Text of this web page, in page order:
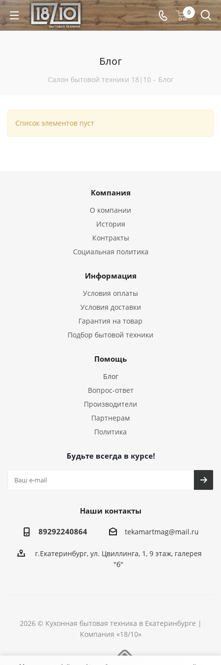
0
Блог
Салон бытовой техники 18|10 - Блог
Список элементов пуст
Компания
О компании
История
Контракты
Социальная политика
Информация
Условия оплаты
Условия доставки
Гарантия на товар
Подбор бытовой техники
Помощь
Блог
Вопрос-ответ
Производители
Партнерам
Политика
Будьте всегда в курсе!
Наши контакты
89292240864 tekamartmag@mail.ru
г.Екатеринбург, ул. Цвиллинга, 1, 9 этаж, галерея
"б"
2026 © Кухонная бытовая техника в Екатеринбурге |
Компания «18/10»